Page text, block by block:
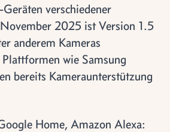
verschiedener
2025 ist Version 1.5
anderem Kameras
wie Samsung
bereits Kameraunterstützung
Home, Amazon Alexa: